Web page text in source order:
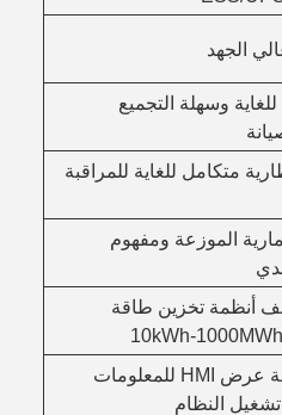
للغاية وسهلة التجميع
متكامل للغاية للمراقبة
الموزعة ومفهوم
أنظمة تخزين طاقة
مقترنة بشاشة عرض HMI للمعلومات
النظام